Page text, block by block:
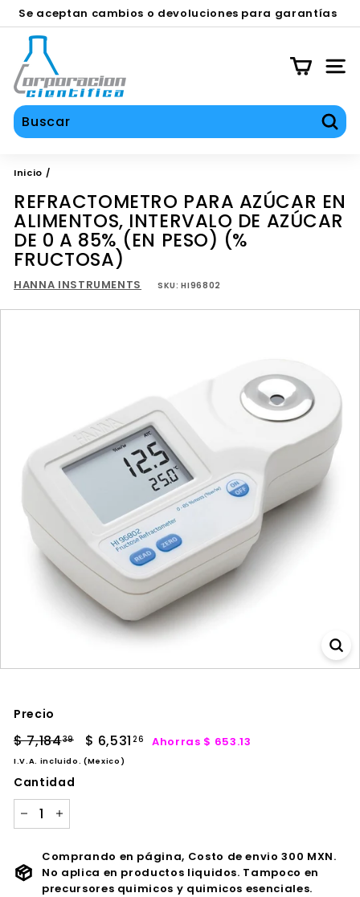
directamente
contenido
diapositivas
SERVICIOS TÉCNICO, CALIBRACIÓN Y REPARACIÓN
Se aceptan cambios o devoluciones para garantías
en equipos contra defecto de fábrica durante los
C
O
C
I
S
Inicio /
REFRACTOMETRO PARA AZÚCAR EN
ALIMENTOS, INTERVALO DE AZÚCAR
DE 0 A 85% (EN PESO) (%
FRUCTOSA)
HANNA INSTRUMENTS SKU:HI96802
Precio
Precio
habitual
$ 7,18439$
7,184.39
Precio
de
oferta
$ 6,531 26
$
Ahorras $ 653.13
I.V.A. incluido. (Mexico)
Cantidad
Comprando en página, Costo de envio 300 MXN.
No aplica en productos liquidos. Tampoco en
precursores quimicos y quimicos esenciales.